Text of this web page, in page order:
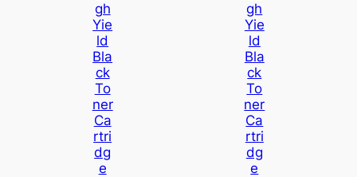
Gh
Yie
Ld
Bla
Ck
To
Ner
Ca
Rtri
Dg
E
Gh
Yie
Ld
Bla
Ck
To
Ner
Ca
Rtri
Dg
E